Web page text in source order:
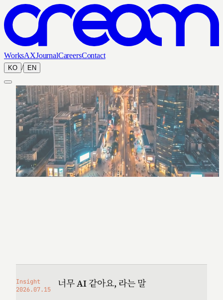
WorksAXJournalCareersContact
KO / EN
Insight
2026.07.15
너무 AI 같아요, 라는 말